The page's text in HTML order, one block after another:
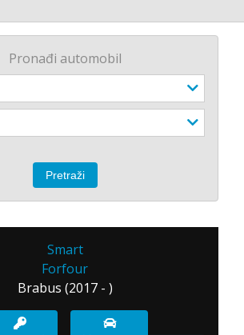
Pronađi automobil
Smart
Forfour
Brabus (2017 - )